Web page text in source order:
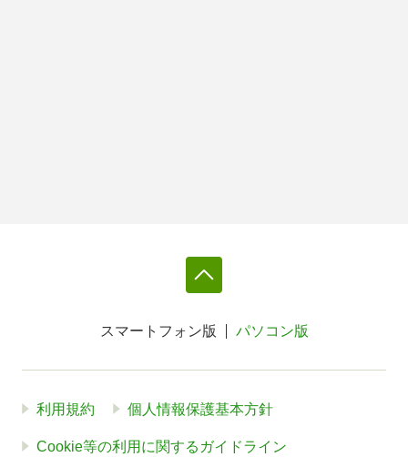
スマートフォン版 パソコン版
利用規約 個人情報保護基本方針
Cookie等の利用に関するガイドライン